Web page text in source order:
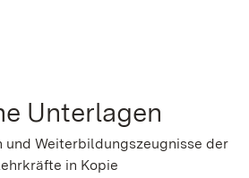
Unterlagen
und Weiterbildungszeugnisse der
in Kopie